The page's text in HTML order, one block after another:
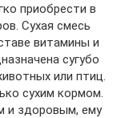
приобрести в
Сухая смесь
витамины и
сугубо
или птиц.
сухим кормом.
и здоровым, ему